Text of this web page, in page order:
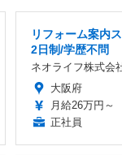
リフォーム案内
2日制/学歴不問
ネオライフ株式会
大阪府
月給26万円～
正社員